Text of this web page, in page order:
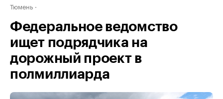
Тюмень
Федеральное ведомство
ищет подрядчика на
дорожный проект в
полмиллиарда